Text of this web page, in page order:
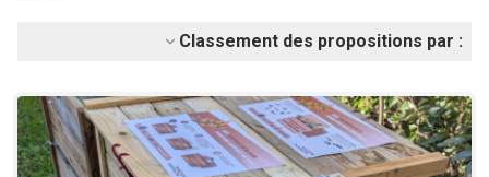
Classement des propositions par :